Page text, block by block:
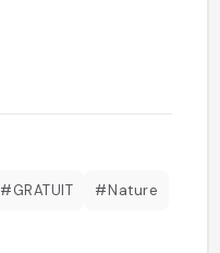
#GRATUIT #Nature